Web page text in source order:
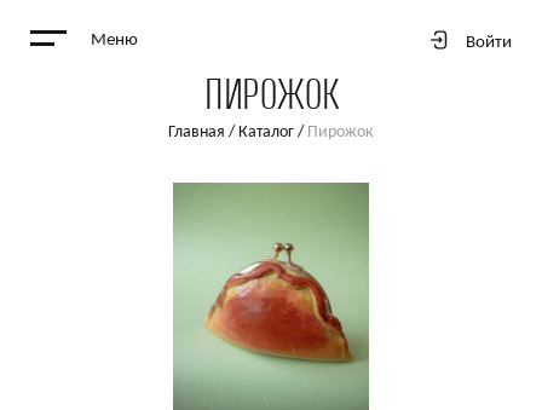
Меню Войти
ПИРОЖОК
Главная / Каталог / Пирожок